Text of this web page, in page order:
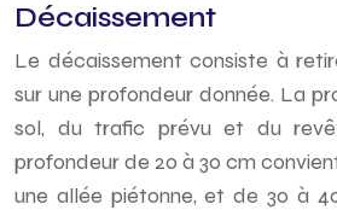
Décaissement
Le décaissement consiste à
sur une profondeur donnée. La
sol, du trafic prévu et du
profondeur de 20 à 30 cm
une allée piétonne, et de 30 à